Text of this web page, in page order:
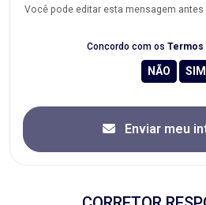
Você pode editar esta mensagem antes
Concordo com os Termos
Enviar meu